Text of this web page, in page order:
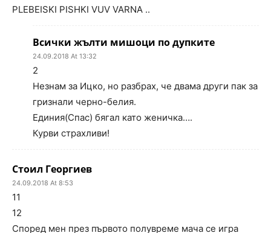
PLEBEISKI PISHKI VUV VARNA ..
Всички жълти мишоци по дупките
24.09.2018 At 13:32
2
Незнам за Ицко, но разбрах, че двама други пак за
гризнали черно-белия.
Единия(Спас) бягал като женичка….
Курви страхливи!
Стоил Георгиев
24.09.2018 At 8:53
11
12
Според мен през първото полувреме мача се игра